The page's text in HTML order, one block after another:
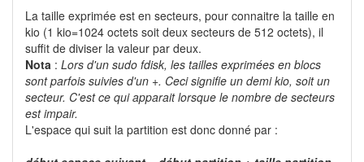
La taille exprimée est en secteurs, pour connaitre la taille en
kio (1 kio=1024 octets soit deux secteurs de 512 octets), il
suffit de diviser la valeur par deux.
Nota : Lors d'un sudo fdisk, les tailles exprimées en blocs
sont parfois suivies d'un +. Ceci signifie un demi kio, soit un
secteur. C'est ce qui apparait lorsque le nombre de secteurs
est impair.
L'espace qui suit la partition est donc donné par :